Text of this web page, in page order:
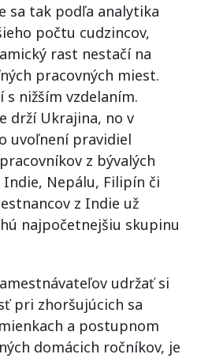
sa tak podľa analytika
počtu cudzincov,
rast nestačí na
pracovných miest.
s nižším vzdelaním.
drží Ukrajina, no v
uvoľnení pravidiel
z bývalých
Nepálu, Filipín či
z Indie už
najpočetnejšiu skupinu
udržať si
pri zhoršujúcich sa
a postupnom
domácich ročníkov, je